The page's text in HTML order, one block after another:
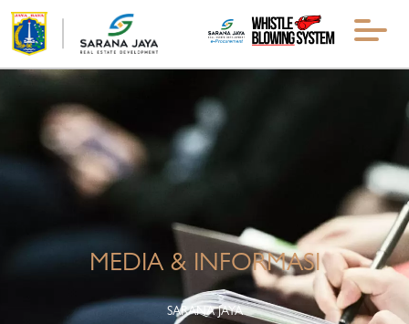
MEDIA & INFORMASI
SARANA JAYA